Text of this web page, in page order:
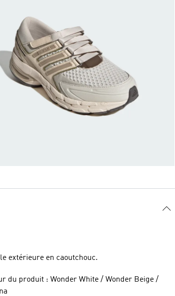
extérieure en caoutchouc.
du produit : Wonder White / Wonder Beige /